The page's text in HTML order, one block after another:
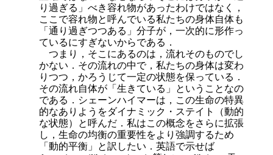
り過ぎる」べき容れ物があったわけではなく，
ここで容れ物と呼んでいる私たちの身体自体も
「通り過ぎつつある」分子が，一次的に形作っ
ているにすぎないからである．
つまり，そこにあるのは，流れそのものでし
かない．その流れの中で，私たちの身体は変わ
りつつ，かろうじて一定の状態を保っている．
その流れ自体が「生きている」ということなの
である．シェーンハイマーは，この生命の特異
的なありようをダイナミック・ステイト（動的
な状態）と呼んだ．私はこの概念をさらに拡張
し，生命の均衡の重要性をより強調するため
「動的平衡」と訳したい．英語で示せば